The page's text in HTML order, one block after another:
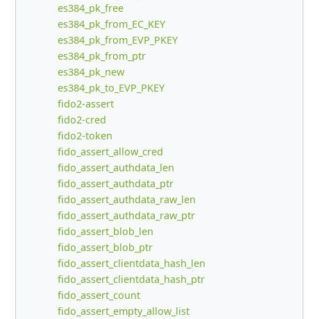
es384_pk_free
es384_pk_from_EC_KEY
es384_pk_from_EVP_PKEY
es384_pk_from_ptr
es384_pk_new
es384_pk_to_EVP_PKEY
fido2-assert
fido2-cred
fido2-token
fido_assert_allow_cred
fido_assert_authdata_len
fido_assert_authdata_ptr
fido_assert_authdata_raw_len
fido_assert_authdata_raw_ptr
fido_assert_blob_len
fido_assert_blob_ptr
fido_assert_clientdata_hash_len
fido_assert_clientdata_hash_ptr
fido_assert_count
fido_assert_empty_allow_list